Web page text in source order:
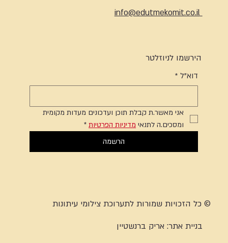
info@edutmekomit.co.il
הירשמו לניוזלטר
דוא"ל *
אני מאשר.ת קבלת תוכן ועדכונים מעדות מקומית
ומסכים.ה לתנאי מדיניות הפרטיות *
הרשמה
© כל הזכויות שמורות לתערוכת צילומי עיתונות
בניית אתר:אריק ברנשטיין